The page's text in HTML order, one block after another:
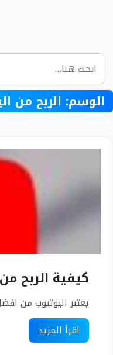
الوسم: الربح من
كيفية الربح
يعتبر اليوتيوب من
اقرأ المزيد